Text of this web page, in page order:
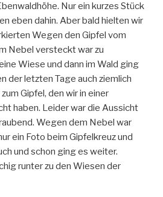
Nur ein kurzes Stück
eben dahin. Aber bald hielten wir
Wegen den Gipfel vom
Nebel versteckt war zu
Wiese und dann im Wald ging
der letzten Tage auch ziemlich
Gipfel, den wir in einer
haben. Leider war die Aussicht
Wegen dem Nebel war
ein Foto beim Gipfelkreuz und
und schon ging es weiter.
runter zu den Wiesen der